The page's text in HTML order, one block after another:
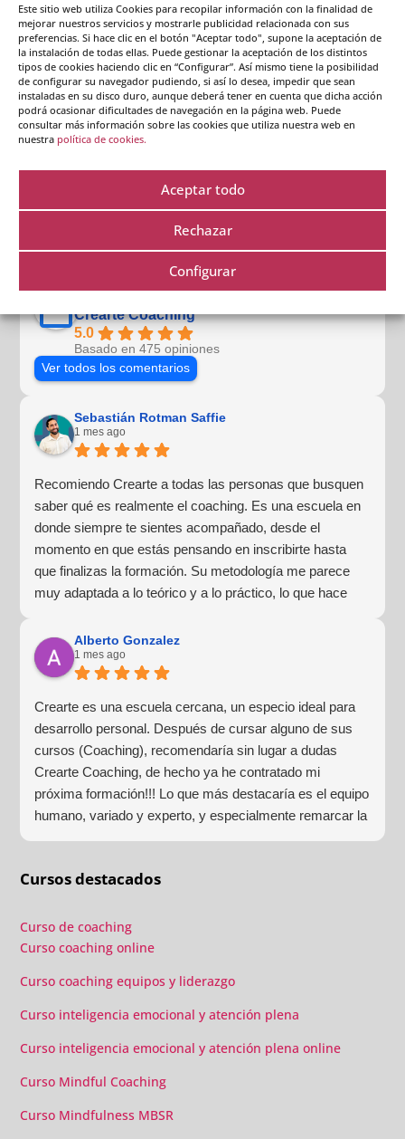
Este sitio web utiliza Cookies para recopilar información con la finalidad de
mejorar nuestros servicios y mostrarle publicidad relacionada con sus
preferencias. Si hace clic en el botón "Aceptar todo", supone la aceptación de
la instalación de todas ellas. Puede gestionar la aceptación de los distintos
tipos de cookies haciendo clic en “Configurar”. Así mismo tiene la posibilidad
de configurar su navegador pudiendo, si así lo desea, impedir que sean
instaladas en su disco duro, aunque deberá tener en cuenta que dicha acción
podrá ocasionar dificultades de navegación en la página web. Puede
consultar más información sobre las cookies que utiliza nuestra web en
nuestra política de cookies.
Aceptar todo
Rechazar
Configurar
Lo que dicen de nosotros
Crearte Coaching
5.0
Basado en 475 opiniones
Ver todos los comentarios
Sebastián Rotman Saffie
1 mes ago
Recomiendo Crearte a todas las personas que busquen
saber qué es realmente el coaching. Es una escuela en
donde siempre te sientes acompañado, desde el
momento en que estás pensando en inscribirte hasta
que finalizas la formación. Su metodología me parece
muy adaptada a lo teórico y a lo práctico, lo que hace
¡Para mí fue una excelente experiencia!
Alberto Gonzalez
1 mes ago
Crearte es una escuela cercana, un especio ideal para
desarrollo personal. Después de cursar alguno de sus
cursos (Coaching), recomendaría sin lugar a dudas
Crearte Coaching, de hecho ya he contratado mi
próxima formación!!! Lo que más destacaría es el equipo
humano, variado y experto, y especialmente remarcar la
añadido con multitud de formaciones, seminarios y
gran liderazgo de Beatriz Ricondo!!!
Cursos destacados
Curso de coaching
Curso coaching online
Curso coaching equipos y liderazgo
Curso inteligencia emocional y atención plena
Curso inteligencia emocional y atención plena online
Curso Mindful Coaching
Curso Mindfulness MBSR